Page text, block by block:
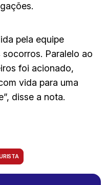
pela equipe
Paralelo ao
foi acionado,
vida para uma
disse a nota.